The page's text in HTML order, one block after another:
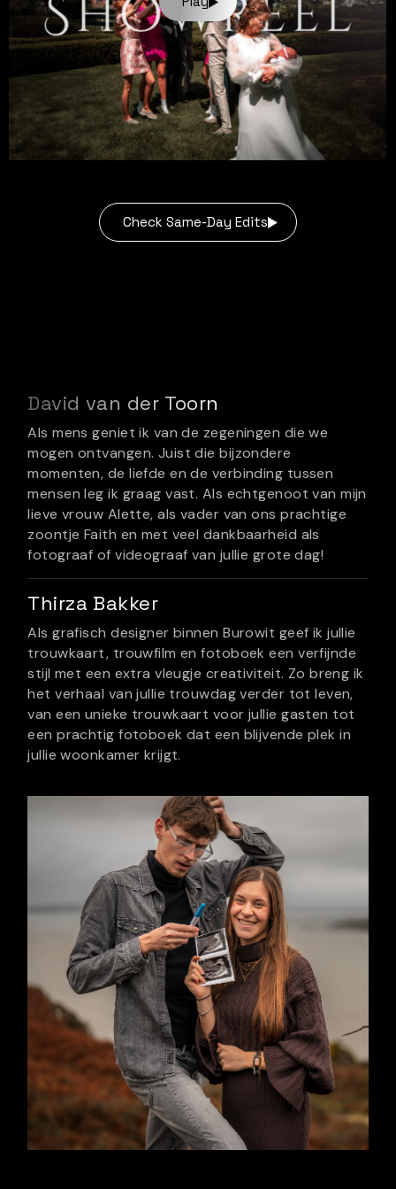
Check Same-Day Edits
David van der Toorn
Als mens geniet ik van de zegeningen die we
mogen ontvangen. Juist die bijzondere
momenten, de liefde en de verbinding tussen
mensen leg ik graag vast. Als echtgenoot van mijn
lieve vrouw Alette, als vader van ons prachtige
zoontje Faith en met veel dankbaarheid als
fotograaf of videograaf van jullie grote dag!
Thirza Bakker
Als grafisch designer binnen Burowit geef ik jullie
trouwkaart, trouwfilm en fotoboek een verfijnde
stijl met een extra vleugje creativiteit. Zo breng ik
het verhaal van jullie trouwdag verder tot leven,
van een unieke trouwkaart voor jullie gasten tot
een prachtig fotoboek dat een blijvende plek in
jullie woonkamer krijgt.